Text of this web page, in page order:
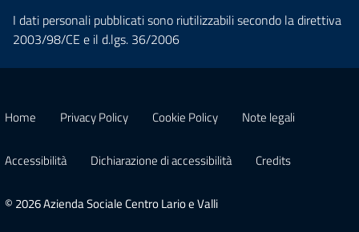
I dati personali pubblicati sono riutilizzabili secondo la direttiva
2003/98/CE e il d.lgs. 36/2006
Home Privacy Policy Cookie Policy Note legali
Accessibilità Dichiarazione di accessibilità Credits
© 2026 Azienda Sociale Centro Lario e Valli